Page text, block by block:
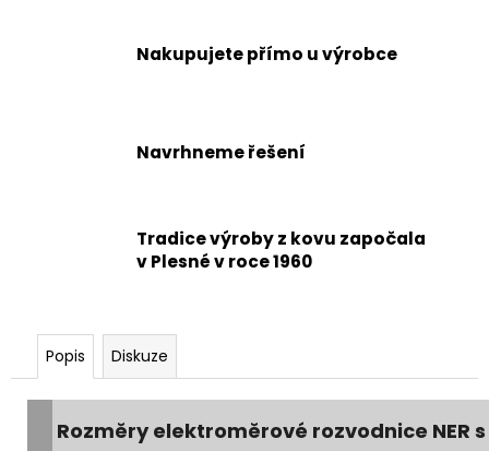
Nakupujete přímo u výrobce
Navrhneme řešení
Tradice výroby z kovu započala
v Plesné v roce 1960
Popis Diskuze
Rozměry elektroměrové rozvodnice NER